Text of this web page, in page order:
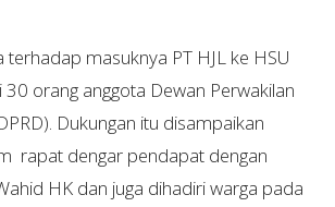
terhadap masuknya PT HJL ke HSU
orang anggota Dewan Perwakilan
Dukungan itu disampaikan
rapat dengar pendapat dengan
HK dan juga dihadiri warga pada